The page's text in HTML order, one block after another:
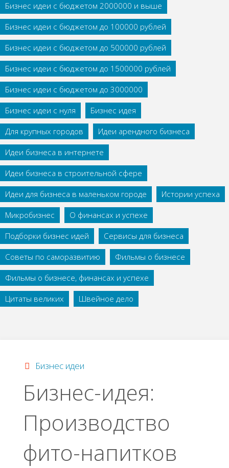
Бизнес идеи с бюджетом 2000000 и выше
Бизнес идеи с бюджетом до 100000 рублей
Бизнес идеи с бюджетом до 500000 рублей
Бизнес идеи с бюджетом до 1500000 рублей
Бизнес идеи с бюджетом до 3000000
Бизнес идеи с нуля
Бизнес идея
Для крупных городов
Идеи арендного бизнеса
Идеи бизнеса в интернете
Идеи бизнеса в строительной сфере
Идеи для бизнеса в маленьком городе
Истории успеха
Микробизнес
О финансах и успехе
Подборки бизнес идей
Сервисы для бизнеса
Советы по саморазвитию
Фильмы о бизнесе
Фильмы о бизнесе, финансах и успехе
Цитаты великих
Швейное дело
Бизнес идеи
Бизнес-идея:
Производство
фито-напитков